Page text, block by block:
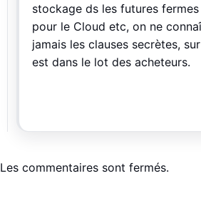
stockage ds les futures
pour le Cloud etc, on ne
jamais les clauses secrètes,
est dans le lot des acheteurs.
Les commentaires sont fermés.